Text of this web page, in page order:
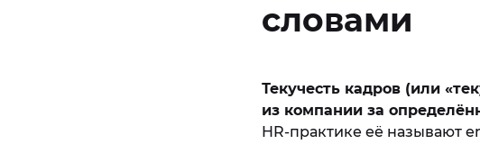
словами
Текучесть кадров (или
из компании за
HR-практике её называют